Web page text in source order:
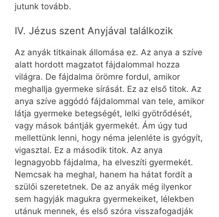
jutunk tovább.
IV. Jézus szent Anyjával találkozik
Az anyák titkainak állomása ez. Az anya a szíve
alatt hordott magzatot fájdalommal hozza
világra. De fájdalma örömre fordul, amikor
meghallja gyermeke sírását. Ez az első titok. Az
anya szíve aggódó fájdalommal van tele, amikor
látja gyermeke betegségét, lelki gyötrődését,
vagy mások bántják gyermekét. Ám úgy tud
mellettünk lenni, hogy néma jelenléte is gyógyít,
vigasztal. Ez a második titok. Az anya
legnagyobb fájdalma, ha elveszíti gyermekét.
Nemcsak ha meghal, hanem ha hátat fordít a
szülői szeretetnek. De az anyák még ilyenkor
sem hagyják magukra gyermekeiket, lélekben
utánuk mennek, és első szóra visszafogadják